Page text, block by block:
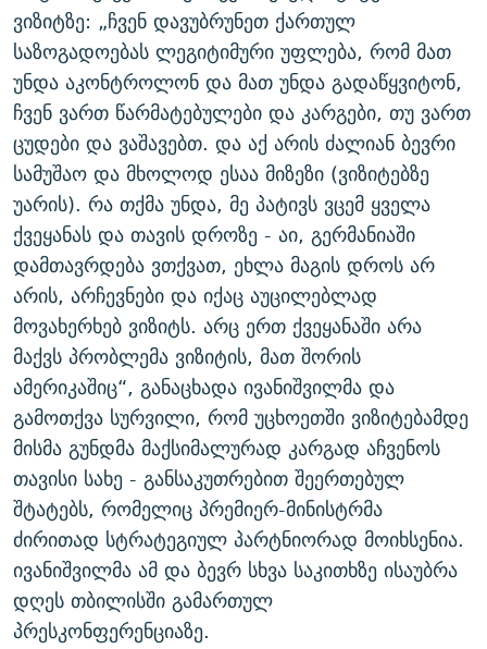
ᲘᲛᲞᲔᲠᲘᲐ ᲓᲐ ᲠᲐᲓᲘᲝ
5 ᲐᲛᲑᲐᲕᲘ - 20 ᲘᲕᲜᲘᲡᲡ ᲓᲐᲨᲐᲕᲔᲑᲣᲚᲔᲑᲘ
ᲐᲒᲕᲘᲡᲢᲝᲡ ᲝᲛᲘ
ПРИВЕТ ᲙᲣᲚᲢᲣᲠᲐ
ვიზიტზე: „ჩვენ დავუბრუნეთ ქართულ
საზოგადოებას ლეგიტიმური უფლება, რომ მათ
უნდა აკონტროლონ და მათ უნდა გადაწყვიტონ,
ჩვენ ვართ წარმატებულები და კარგები, თუ ვართ
ცუდები და ვაშავებთ. და აქ არის ძალიან ბევრი
სამუშაო და მხოლოდ ესაა მიზეზი (ვიზიტებზე
უარის). რა თქმა უნდა, მე პატივს ვცემ ყველა
ქვეყანას და თავის დროზე - აი, გერმანიაში
დამთავრდება ვთქვათ, ეხლა მაგის დროს არ
არის, არჩევნები და იქაც აუცილებლად
მოვახერხებ ვიზიტს. არც ერთ ქვეყანაში არა
მაქვს პრობლემა ვიზიტის, მათ შორის
ამერიკაშიც“, განაცხადა ივანიშვილმა და
გამოთქვა სურვილი, რომ უცხოეთში ვიზიტებამდე
მისმა გუნდმა მაქსიმალურად კარგად აჩვენოს
თავისი სახე - განსაკუთრებით შეერთებულ
შტატებს, რომელიც პრემიერ-მინისტრმა
ძირითად სტრატეგიულ პარტნიორად მოიხსენია.
ივანიშვილმა ამ და ბევრ სხვა საკითხზე ისაუბრა
დღეს თბილისში გამართულ
პრესკონფერენციაზე.